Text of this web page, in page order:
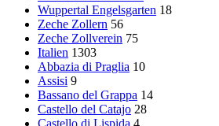
Wuppertal Engelsgarten 18
Zeche Zollern 56
Zeche Zollverein 75
Italien 1303
Abbazia di Praglia 10
Assisi 9
Bassano del Grappa 14
Castello del Catajo 28